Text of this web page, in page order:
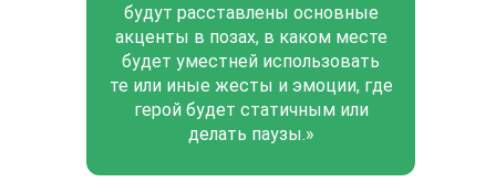
будут расставлены основные
акценты в позах, в каком месте
будет уместней использовать
те или иные жесты и эмоции, где
герой будет статичным или
делать паузы.»